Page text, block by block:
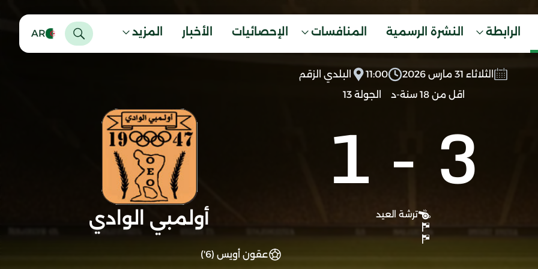
الرابطة النشرة الرسمية المنافسات الإحصائيات الأخبار المزيد AR
الثلاثاء 31 مارس 2026 11:00
البلدي الزقم
اقل من 18 سنة-د
الجولة 13
3
-
1
ترشة العيد أولمبي الوادي
عقون أويس (6')